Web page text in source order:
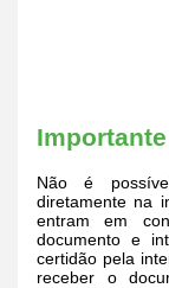
Importante
Não é
diretamente na
entram em
documento e
certidão pela
receber o